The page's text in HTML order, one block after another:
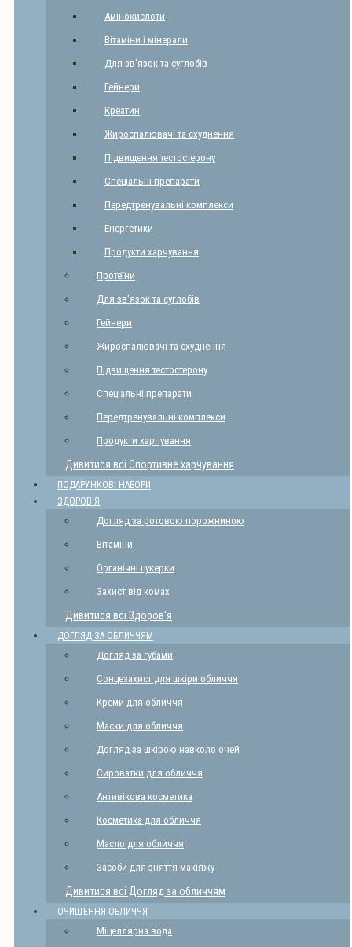
Амінокислоти
Вітаміни і мінерали
Для зв'язок та суглобів
Гейнери
Креатин
Жироспалювачі та схуднення
Підвищення тестостерону
Спеціальні препарати
Передтренувальні комплекси
Енергетики
Продукти харчування
Протеїни
Для зв'язок та суглобів
Гейнери
Жироспалювачі та схуднення
Підвищення тестостерону
Спеціальні препарати
Передтренувальні комплекси
Продукти харчування
Дивитися всі Спортивне харчування
ПОДАРУНКОВІ НАБОРИ
ЗДОРОВ'Я
Догляд за ротовою порожниною
Вітаміни
Органічні цукерки
Захист від комах
Дивитися всі Здоров'я
ДОГЛЯД ЗА ОБЛИЧЧЯМ
Догляд за губами
Сонцезахист для шкіри обличчя
Креми для обличчя
Маски для обличчя
Догляд за шкірою навколо очей
Сироватки для обличчя
Антивікова косметика
Косметика для обличчя
Масло для обличчя
Засоби для зняття макіяжу
Дивитися всі Догляд за обличчям
ОЧИЩЕННЯ ОБЛИЧЧЯ
Міцеллярна вода